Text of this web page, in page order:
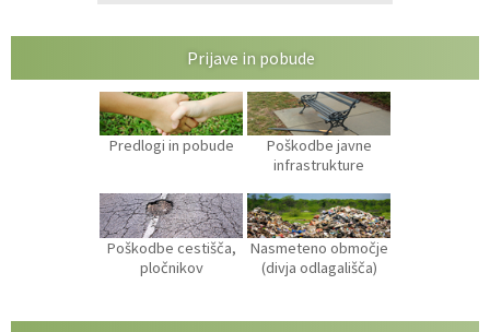
Prijave in pobude
Predlogi in pobude
Poškodbe javne
infrastrukture
Poškodbe cestišča,
pločnikov
Nasmeteno območje
(divja odlagališča)